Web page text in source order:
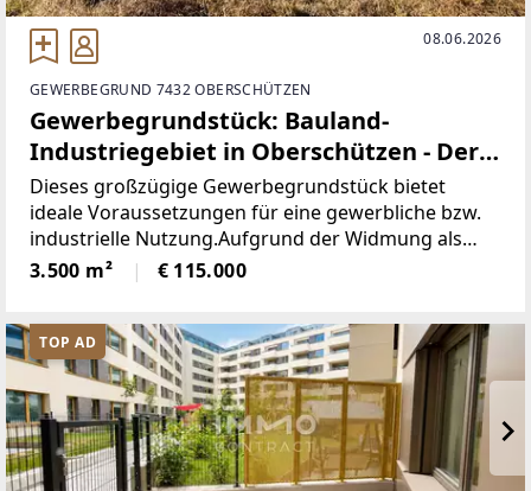
08.06.2026
GEWERBEGRUND 7432 OBERSCHÜTZEN
Gewerbegrundstück: Bauland-
Industriegebiet in Oberschützen - Der
Platz für Ihren Erfolg!
Dieses großzügige Gewerbegrundstück bietet
ideale Voraussetzungen für eine gewerbliche bzw.
industrielle Nutzung.Aufgrund der Widmung als
Bauland-Industriegebietsind Betriebsanlagen, die
auf Grund ihrer Betriebstype eine übermäßige
Beeinträchtigung
3.500 m² € 115.000
TOP AD